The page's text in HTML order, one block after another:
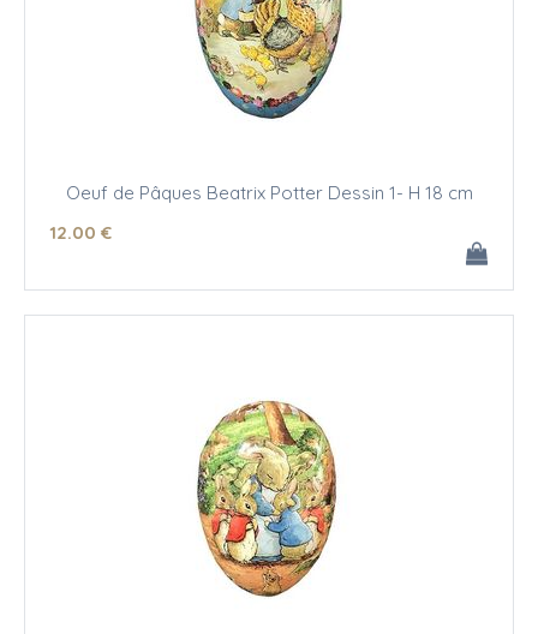
Oeuf de Pâques Beatrix Potter Dessin 1- H 18 cm
12.00 €